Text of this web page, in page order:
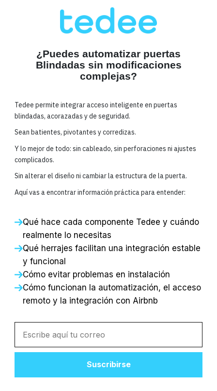
¿Puedes automatizar puertas
Blindadas sin modificaciones
complejas?
Tedee permite integrar acceso inteligente en puertas
blindadas, acorazadas y de seguridad.
Sean batientes, pivotantes y corredizas.
Y lo mejor de todo: sin cableado, sin perforaciones ni ajustes
complicados.
Sin alterar el diseño ni cambiar la estructura de la puerta.
Aquí vas a encontrar información práctica para entender:
Qué hace cada componente Tedee y cuándo
realmente lo necesitas
Qué herrajes facilitan una integración estable
y funcional
Cómo evitar problemas en instalación
Cómo funcionan la automatización, el acceso
remoto y la integración con Airbnb
Suscribirse